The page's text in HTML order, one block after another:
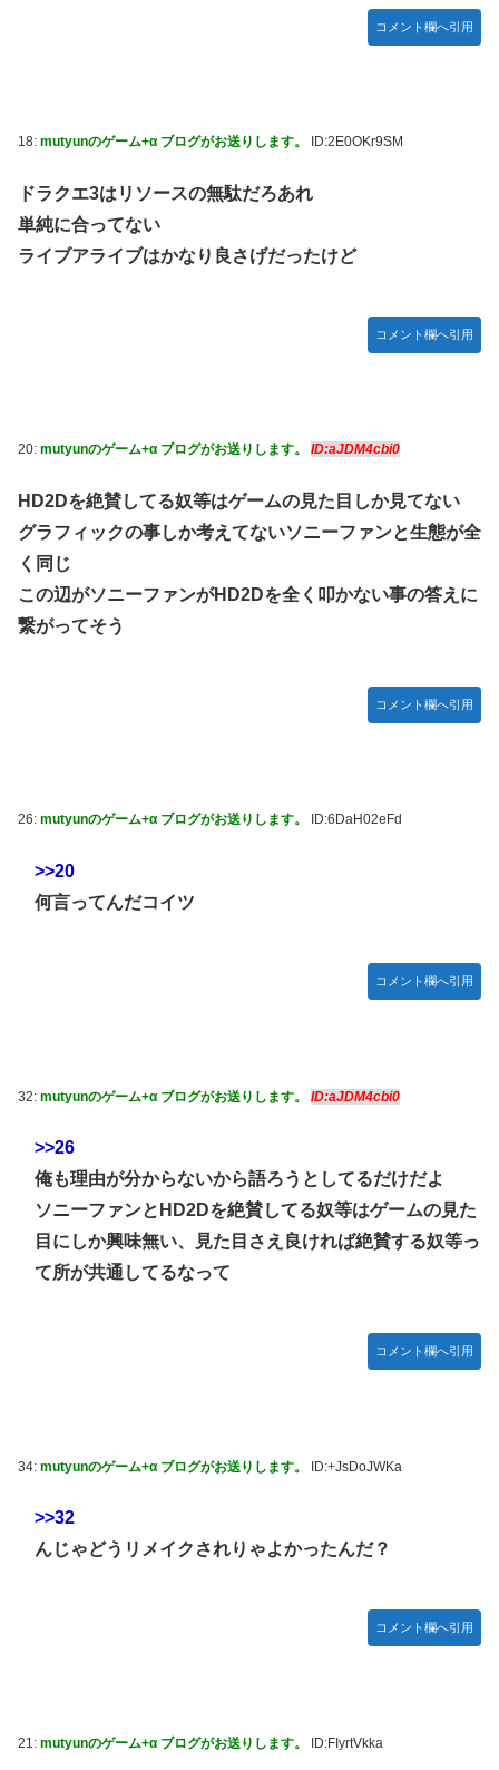
コメント欄へ引用
18: mutyunのゲーム+α ブログがお送りします。 ID:2E0OKr9SM
ドラクエ3はリソースの無駄だろあれ
単純に合ってない
ライブアライブはかなり良さげだったけど
コメント欄へ引用
20: mutyunのゲーム+α ブログがお送りします。 ID:aJDM4cbi0
HD2Dを絶賛してる奴等はゲームの見た目しか見てない
グラフィックの事しか考えてないソニーファンと生態が全
く同じ
この辺がソニーファンがHD2Dを全く叩かない事の答えに
繋がってそう
コメント欄へ引用
26: mutyunのゲーム+α ブログがお送りします。 ID:6DaH02eFd
>>20
何言ってんだコイツ
コメント欄へ引用
32: mutyunのゲーム+α ブログがお送りします。 ID:aJDM4cbi0
>>26
俺も理由が分からないから語ろうとしてるだけだよ
ソニーファンとHD2Dを絶賛してる奴等はゲームの見た
目にしか興味無い、見た目さえ良ければ絶賛する奴等っ
て所が共通してるなって
コメント欄へ引用
34: mutyunのゲーム+α ブログがお送りします。 ID:+JsDoJWKa
>>32
んじゃどうリメイクされりゃよかったんだ？
コメント欄へ引用
21: mutyunのゲーム+α ブログがお送りします。 ID:FIyrtVkka